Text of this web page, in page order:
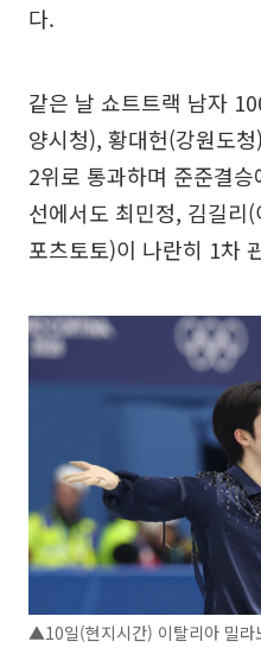
다.
같은 날 쇼트트랙 남자
양시청), 황대헌(강원도
2위로 통과하며 준준결
선에서도 최민정, 김길리
포츠토토)이 나란히 1차
▲10일(현지시간) 이탈리아 밀라